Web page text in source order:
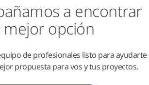
a encontrar
opción
de profesionales listo para ayudarte
propuesta para vos y tus proyectos.